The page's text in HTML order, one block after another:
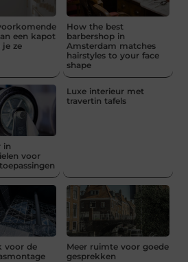
een kapot
je ze
How the best
barbershop in
Amsterdam matches
hairstyles to your face
shape
in
voor
Luxe interieur met
travertin tafels
voor de
Meer ruimte voor goede
gesprekken